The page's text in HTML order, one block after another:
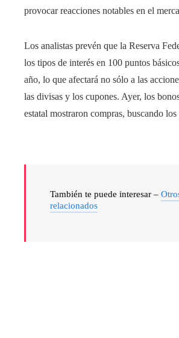
provocar reacciones notables en el
Los analistas prevén que la Reserva
los tipos de interés en 100 puntos
año, lo que afectará no sólo a las
las divisas y los cupones. Ayer, los
estatal mostraron compras, buscando
También te puede interesar –
relacionados